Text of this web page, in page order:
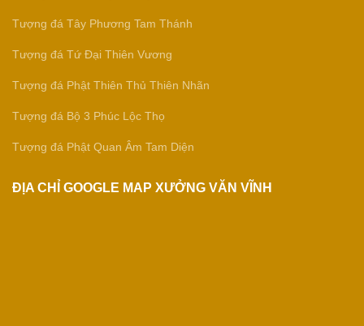
Tượng đá Tây Phương Tam Thánh
Tượng đá Tứ Đại Thiên Vương
Tượng đá Phật Thiên Thủ Thiên Nhãn
Tượng đá Bộ 3 Phúc Lộc Thọ
Tượng đá Phật Quan Âm Tam Diện
ĐỊA CHỈ GOOGLE MAP XƯỞNG VĂN VĨNH